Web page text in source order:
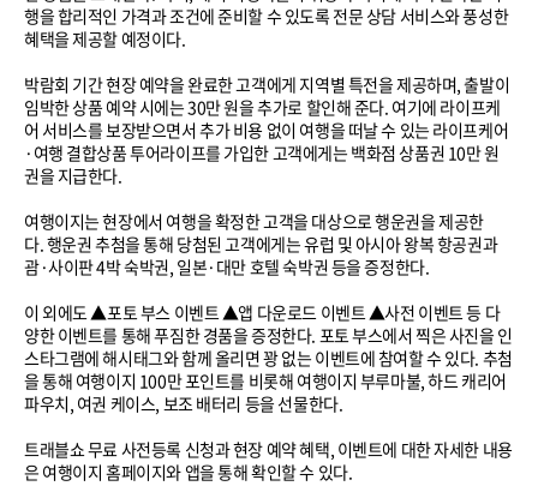
행을 합리적인 가격과 조건에 준비할 수 있도록 전문 상담 서비스와 풍성한
혜택을 제공할 예정이다.
박람회 기간 현장 예약을 완료한 고객에게 지역별 특전을 제공하며, 출발이
임박한 상품 예약 시에는 30만 원을 추가로 할인해 준다. 여기에 라이프케
어 서비스를 보장받으면서 추가 비용 없이 여행을 떠날 수 있는 라이프케어
·여행 결합상품 투어라이프를 가입한 고객에게는 백화점 상품권 10만 원
권을 지급한다.
여행이지는 현장에서 여행을 확정한 고객을 대상으로 행운권을 제공한
다. 행운권 추첨을 통해 당첨된 고객에게는 유럽 및 아시아 왕복 항공권과
괌·사이판 4박 숙박권, 일본·대만 호텔 숙박권 등을 증정한다.
이 외에도 ▲포토 부스 이벤트 ▲앱 다운로드 이벤트 ▲사전 이벤트 등 다
양한 이벤트를 통해 푸짐한 경품을 증정한다. 포토 부스에서 찍은 사진을 인
스타그램에 해시태그와 함께 올리면 꽝 없는 이벤트에 참여할 수 있다. 추첨
을 통해 여행이지 100만 포인트를 비롯해 여행이지 부루마불, 하드 캐리어
파우치, 여권 케이스, 보조 배터리 등을 선물한다.
트래블쇼 무료 사전등록 신청과 현장 예약 혜택, 이벤트에 대한 자세한 내용
은 여행이지 홈페이지와 앱을 통해 확인할 수 있다.